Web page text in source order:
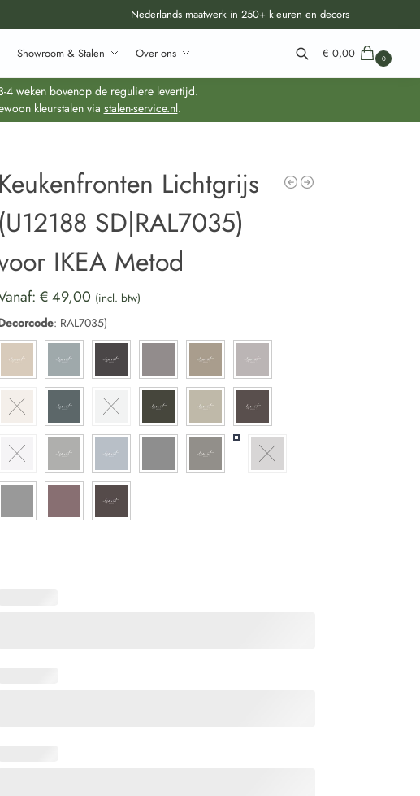
Nederlands maatwerk in 250+ kleuren en decors
Showroom & Stalen Over ons
Zoeken
€ 0,00 0
4 weken bovenop de reguliere levertijd.
kleurstalen via stalen-service.nl.
Keukenfronten Lichtgrijs
(U12188 SD|RAL7035)
IKEA Metod
€49,00 (incl. btw)
: RAL7035)